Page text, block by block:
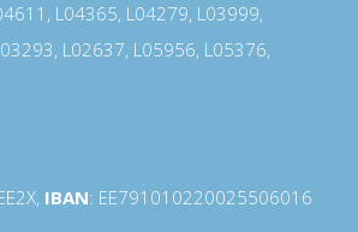
L04365, L04279, L03999,
L02637, L05956, L05376,
IBAN: EE791010220025506016